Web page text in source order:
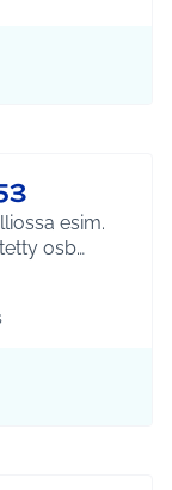
esim.
Idea jätetty osb…
Hyvinvointi ja